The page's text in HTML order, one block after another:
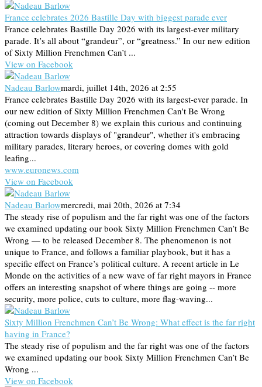
France celebrates 2026 Bastille Day with biggest parade ever
France celebrates Bastille Day 2026 with its largest-ever military
parade. It’s all about “grandeur”, or “greatness.” In our new edition
of Sixty Million Frenchmen Can’t ...
View on Facebook
Nadeau Barlowmardi, juillet 14th, 2026 at 2:55
France celebrates Bastille Day 2026 with its largest-ever parade. In
our new edition of Sixty Million Frenchmen Can't Be Wrong
(coming out December 8) we explain this curious and continuing
attraction towards displays of "grandeur", whether it's embracing
military parades, literary heroes, or covering domes with gold
leafing...
www.euronews.com
View on Facebook
Nadeau Barlowmercredi, mai 20th, 2026 at 7:34
The steady rise of populism and the far right was one of the factors
we examined updating our book Sixty Million Frenchmen Can’t Be
Wrong — to be released December 8. The phenomenon is not
unique to France, and follows a familiar playbook, but it has a
specific effect on France’s political culture. A recent article in Le
Monde on the activities of a new wave of far right mayors in France
offers an interesting snapshot of where things are going -- more
security, more police, cuts to culture, more flag-waving...
Sixty Million Frenchmen Can’t Be Wrong: What effect is the far right
having in France?
The steady rise of populism and the far right was one of the factors
we examined updating our book Sixty Million Frenchmen Can’t Be
Wrong ...
View on Facebook